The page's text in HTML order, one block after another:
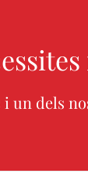
i un dels